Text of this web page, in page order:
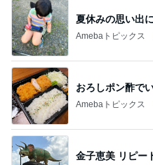
夏休みの思い出
Amebaトピックス
おろしポン酢で
Amebaトピックス
金子恵美 リピー